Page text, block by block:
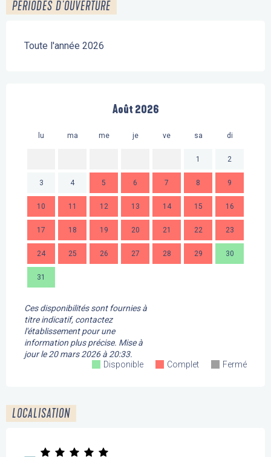
PÉRIODES D'OUVERTURE
Toute l'année 2026
Août 2026
lu ma me je ve sa di
1 2
3 4 5 6 7 8 9
10 11 12 13 14 15 16
17 18 19 20 21 22 23
24 25 26 27 28 29 30
31
Ces disponibilités sont fournies à
titre indicatif, contactez
l'établissement pour une
information plus précise. Mise à
jour le20 mars 2026 à 20:33.
Disponible
Complet Fermé
LOCALISATION